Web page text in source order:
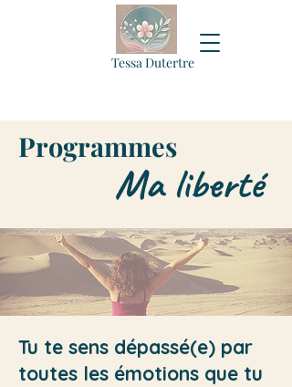
Tessa Dutertre
Programmes
Ma liberté
Tu te sens dépassé(e) par
toutes les émotions que tu